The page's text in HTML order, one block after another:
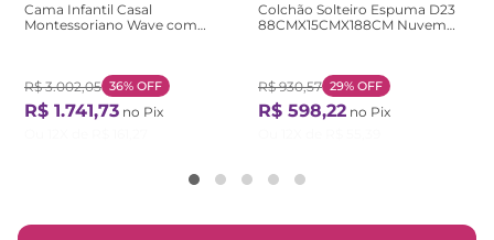
Cama Infantil Casal
Montessoriano Wave com
Natural/Branco
R$ 3.002,05 36% OFF
R$ 1.741,73 no Pix
Colchão Solteiro Espuma D23
88CMX15CMX188CM Nuvem
R$ 930,57 29% OFF
R$ 598,22 no Pix